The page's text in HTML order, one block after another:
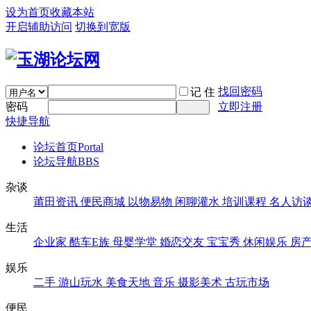
设为首页收藏本站
开启辅助访问 切换到宽版
记 住 找回密码
密码
立即注册
快捷导航
论坛首页Portal
论坛导航BBS
杂谈
莆田资讯 便民商城 以物易物 闲聊灌水 培训课程 名人访
生活
企业家 酷车E族 母婴学堂 婚恋交友 宝宝秀 休闲娱乐 房
娱乐
二手 游山玩水 美食天地 音乐 摄影美术 古玩市场
便民